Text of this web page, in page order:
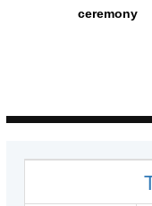
ceremony